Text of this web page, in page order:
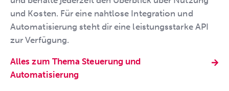
und Kosten. Für eine nahtlose Integration und
Automatisierung steht dir eine leistungsstarke API
zur Verfügung.
Alles zum Thema Steuerung und
Automatisierung